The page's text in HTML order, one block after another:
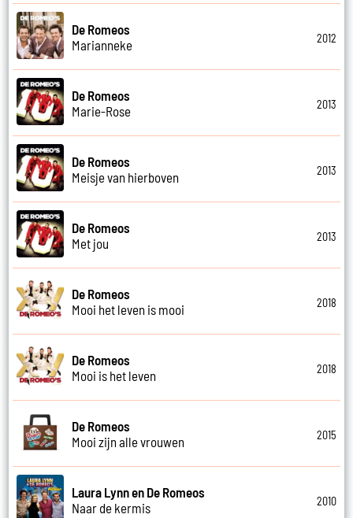
De Romeos
Marianneke
2012
De Romeos
Marie-Rose
2013
De Romeos
Meisje van hierboven
2013
De Romeos
Met jou
2013
De Romeos
Mooi het leven is mooi
2018
De Romeos
Mooi is het leven
2018
De Romeos
Mooi zijn alle vrouwen
2015
Laura Lynn en De Romeos
Naar de kermis
2010